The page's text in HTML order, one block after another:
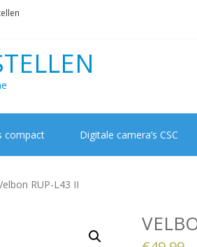
compact Digitale camera’s CSC
RUP-L43 II